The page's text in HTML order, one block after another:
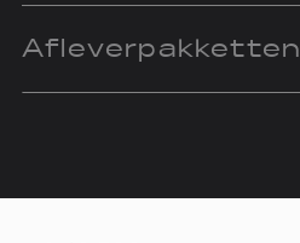
Afleverpakketten